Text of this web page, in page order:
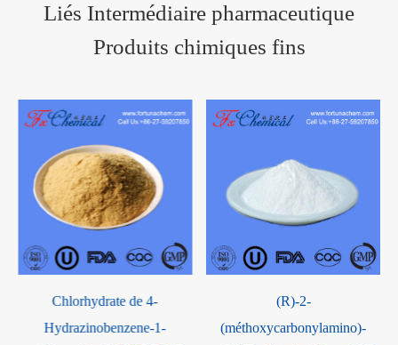
Liés Intermédiaire pharmaceutique
Produits chimiques fins
(R)-2-
(méthoxycarbonylamino)-
Anhydride
CAS 7143-01-3